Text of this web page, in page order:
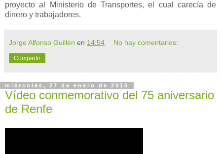
proyecto al Ministerio de Transportes, el cual carecía de
dinero y trabajadores.
Jorge Alfonso Guillén en 14:54 No hay comentarios:
Compartir
miércoles, 27 de enero de 2016
Vídeo conmemorativo del 75 aniversario
de Renfe